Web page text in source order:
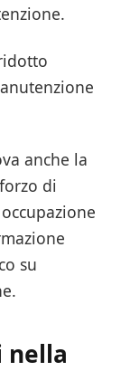
anche la
di
su
nella